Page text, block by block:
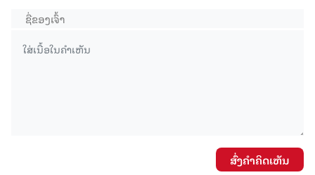
ສົ່ງຄໍາຄິດເຫັນ